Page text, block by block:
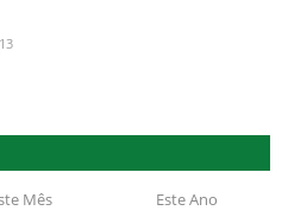
Mês Este Ano